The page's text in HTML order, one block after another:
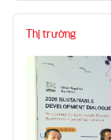
Thị trường